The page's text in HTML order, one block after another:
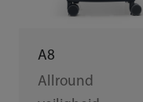
A8
Allround